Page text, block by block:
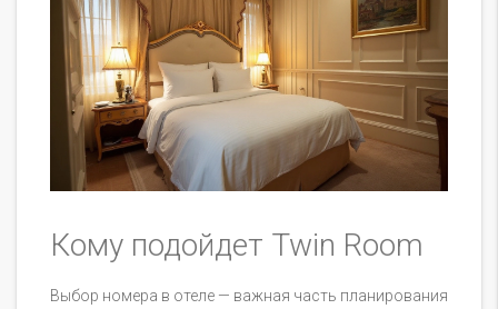
Кому подойдет Twin Room
Выбор номера в отеле — важная часть планирования